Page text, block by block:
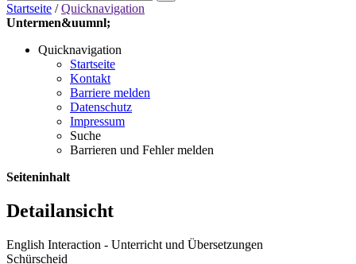
Startseite /Quicknavigation
Untermen&uumnl;
Quicknavigation
Startseite
Kontakt
Barriere melden
Datenschutz
Impressum
Suche
Barrieren und Fehler melden
Seiteninhalt
Detailansicht
English Interaction - Unterricht und Übersetzungen
Schürscheid